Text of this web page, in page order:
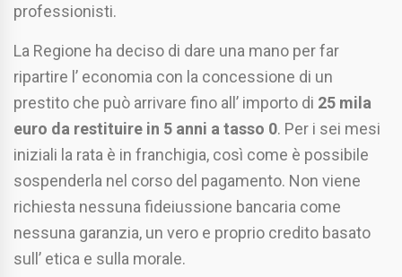
professionisti.
La Regione ha deciso di dare una mano per far
ripartire l’ economia con la concessione di un
prestito che può arrivare fino all’ importo di 25 mila
euro da restituire in 5 anni a tasso 0. Per i sei mesi
iniziali la rata è in franchigia, così come è possibile
sospenderla nel corso del pagamento. Non viene
richiesta nessuna fideiussione bancaria come
nessuna garanzia, un vero e proprio credito basato
sull’ etica e sulla morale.